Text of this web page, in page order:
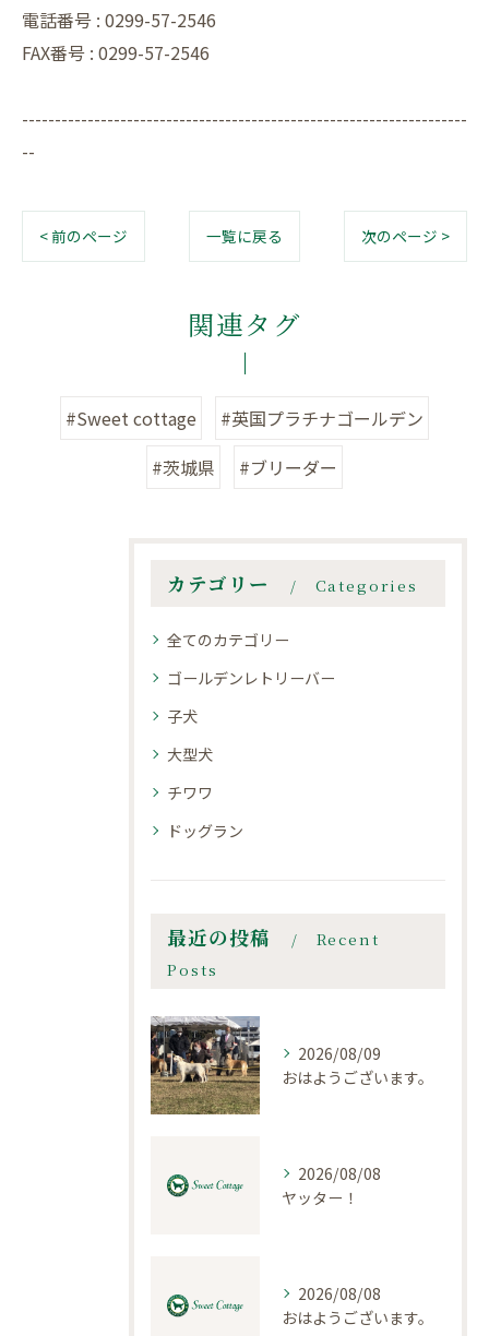
電話番号 : 0299-57-2546
FAX番号 : 0299-57-2546
--------------------------------------------------------------------
--
< 前のページ 一覧に戻る 次のページ >
関連タグ
#Sweet cottage
#英国プラチナゴールデン
#茨城県
#ブリーダー
カテゴリー Categories
全てのカテゴリー
ゴールデンレトリーバー
子犬
大型犬
チワワ
ドッグラン
最近の投稿
Recent
Posts
2026/08/09
おはようございます。
2026/08/08
ヤッター！
2026/08/08
おはようございます。